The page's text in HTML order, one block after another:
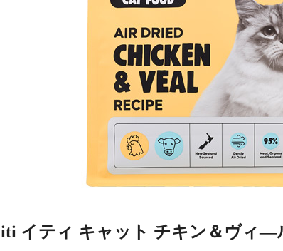
iti イティ キャット チキン＆ヴィ―